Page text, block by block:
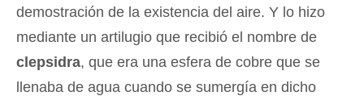
demostración de la existencia del aire. Y lo hizo
mediante un artilugio que recibió el nombre de
clepsidra, que era una esfera de cobre que se
llenaba de agua cuando se sumergía en dicho